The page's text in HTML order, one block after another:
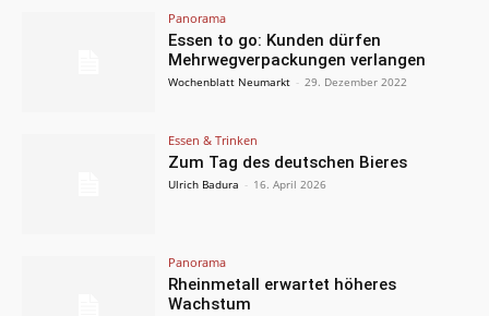
Panorama
Essen to go: Kunden dürfen
Mehrwegverpackungen verlangen
Wochenblatt Neumarkt - 29. Dezember 2022
Essen & Trinken
Zum Tag des deutschen Bieres
Ulrich Badura - 16. April 2026
Panorama
Rheinmetall erwartet höheres
Wachstum